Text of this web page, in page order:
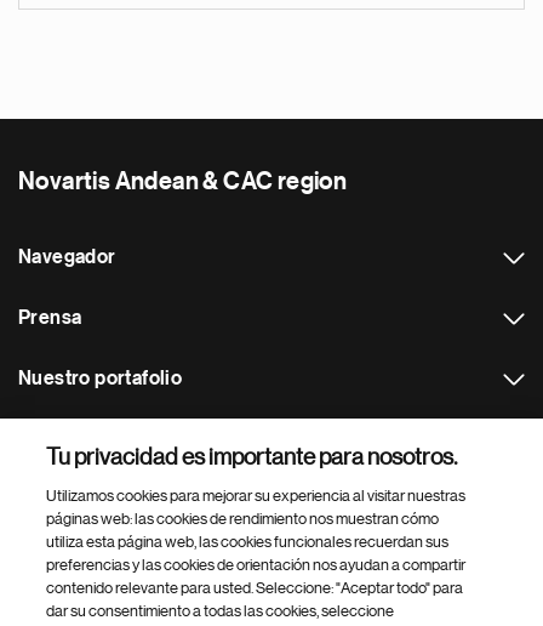
Novartis Andean & CAC region
Navegador
Prensa
Nuestro portafolio
Footer Site Search
Tu privacidad es importante para nosotros.
Utilizamos cookies para mejorar su experiencia al visitar nuestras
páginas web: las cookies de rendimiento nos muestran cómo
utiliza esta página web, las cookies funcionales recuerdan sus
preferencias y las cookies de orientación nos ayudan a compartir
contenido relevante para usted. Seleccione: "Aceptar todo" para
dar su consentimiento a todas las cookies, seleccione